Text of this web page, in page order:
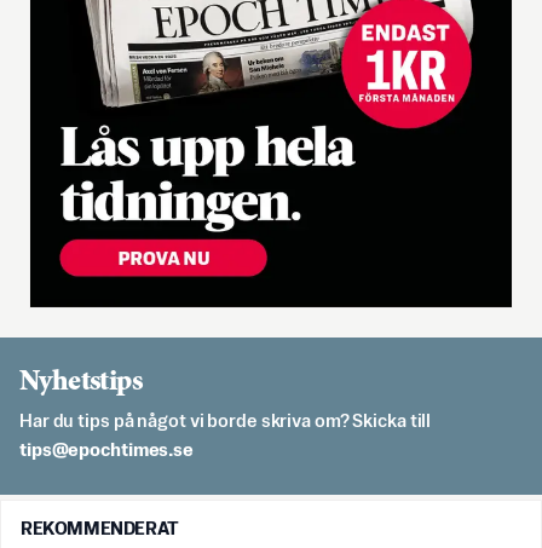
Nyhetstips
Har du tips på något vi borde skriva om? Skicka till
es.semithcope@spit
REKOMMENDERAT